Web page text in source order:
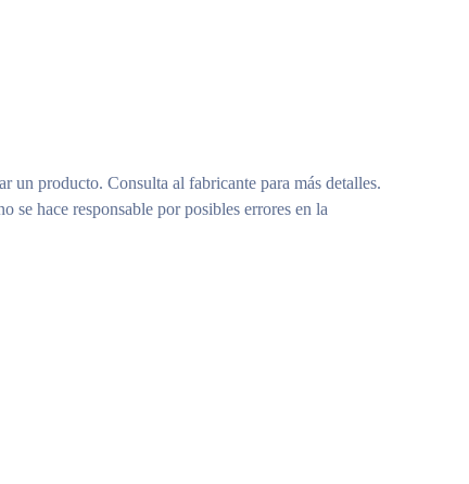
un producto. Consulta al fabricante para más detalles.
se hace responsable por posibles errores en la